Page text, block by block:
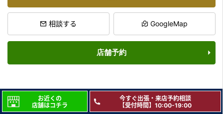
相談する GoogleMap
店舗予約
お近くの
店舗はコチラ
今すぐ出張・来店予約相談
【受付時間】10:00-19:00